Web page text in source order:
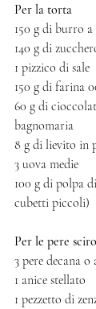
Per la torta
150 g di burro
140 g di
1 pizzico di sale
150 g di farina
60 g di
bagnomaria
8 g di lievito in
3 uova medie
100 g di polpa
cubetti piccoli)
Per le pere
3 pere decana o
1 anice stellato
1 pezzetto di